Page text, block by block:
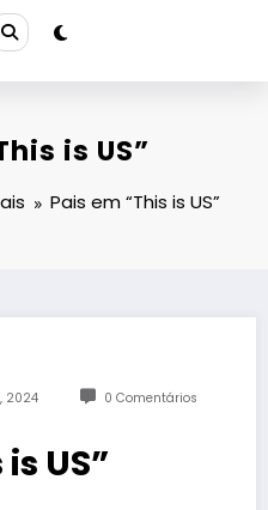
is US”
Pais em “This is US”
2024 0 Comentários
US”